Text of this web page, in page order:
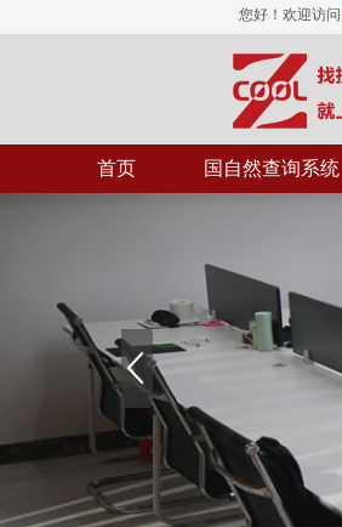
您好！欢迎访问
首页 国自然查询系统